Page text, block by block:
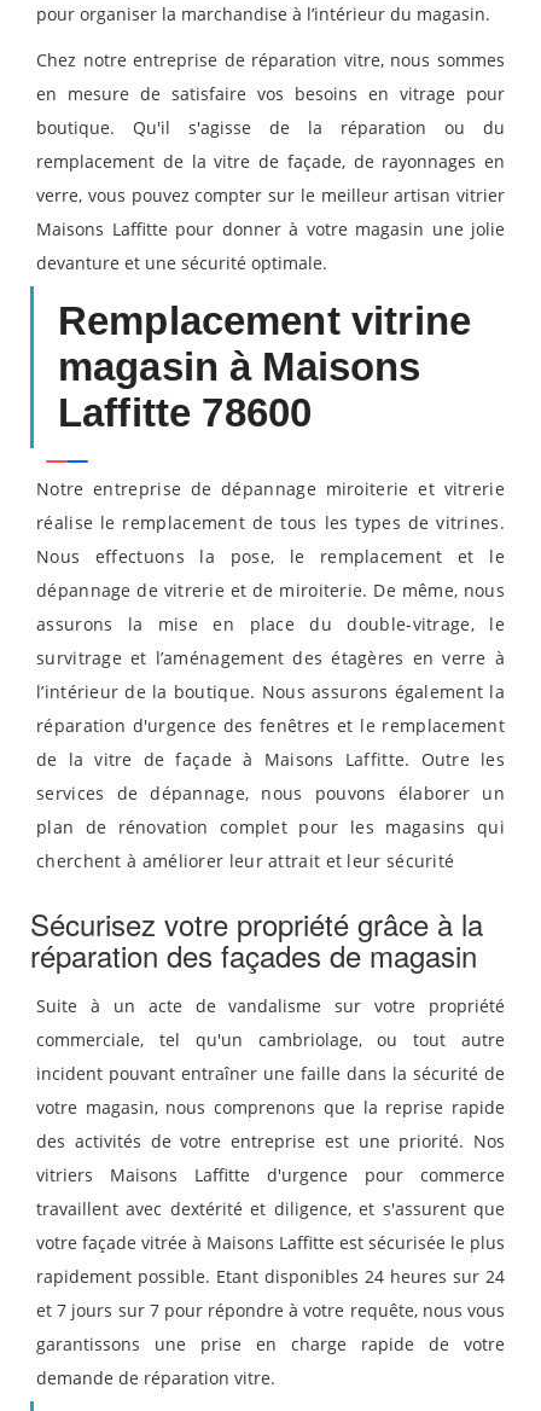
pour organiser la marchandise à l’intérieur du magasin.
Chez notre entreprise de réparation vitre, nous sommes
en mesure de satisfaire vos besoins en vitrage pour
boutique. Qu'il s'agisse de la réparation ou du
remplacement de la vitre de façade, de rayonnages en
verre, vous pouvez compter sur le meilleur artisan vitrier
Maisons Laffitte pour donner à votre magasin une jolie
devanture et une sécurité optimale.
Remplacement vitrine
magasin à Maisons
Laffitte 78600
Notre entreprise de dépannage miroiterie et vitrerie
réalise le remplacement de tous les types de vitrines.
Nous effectuons la pose, le remplacement et le
dépannage de vitrerie et de miroiterie. De même, nous
assurons la mise en place du double-vitrage, le
survitrage et l’aménagement des étagères en verre à
l’intérieur de la boutique. Nous assurons également la
réparation d'urgence des fenêtres et le remplacement
de la vitre de façade à Maisons Laffitte. Outre les
services de dépannage, nous pouvons élaborer un
plan de rénovation complet pour les magasins qui
cherchent à améliorer leur attrait et leur sécurité
Sécurisez votre propriété grâce à la
réparation des façades de magasin
Suite à un acte de vandalisme sur votre propriété
commerciale, tel qu'un cambriolage, ou tout autre
incident pouvant entraîner une faille dans la sécurité de
votre magasin, nous comprenons que la reprise rapide
des activités de votre entreprise est une priorité. Nos
vitriers Maisons Laffitte d'urgence pour commerce
travaillent avec dextérité et diligence, et s'assurent que
votre façade vitrée à Maisons Laffitte est sécurisée le plus
rapidement possible. Etant disponibles 24 heures sur 24
et 7 jours sur 7 pour répondre à votre requête, nous vous
garantissons une prise en charge rapide de votre
demande de réparation vitre.